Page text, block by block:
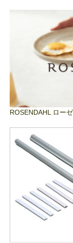
ROSENDAHL ロー